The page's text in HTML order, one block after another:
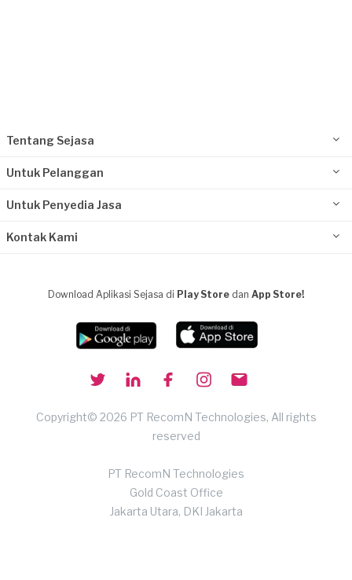
Tentang Sejasa
Untuk Pelanggan
Untuk Penyedia Jasa
Kontak Kami
Download Aplikasi Sejasa di Play Store dan App Store!
Copyright© 2026 PT RecomN Technologies, All rights
reserved
PT RecomN Technologies
Gold Coast Office
Jakarta Utara, DKI Jakarta